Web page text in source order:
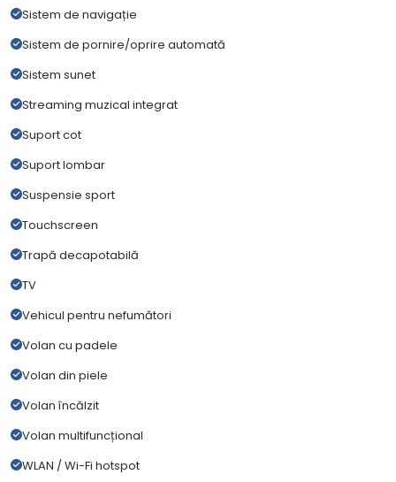
Sistem de navigație
Sistem de pornire/oprire automată
Sistem sunet
Streaming muzical integrat
Suport cot
Suport lombar
Suspensie sport
Touchscreen
Trapă decapotabilă
TV
Vehicul pentru nefumători
Volan cu padele
Volan din piele
Volan încălzit
Volan multifuncțional
WLAN / Wi-Fi hotspot